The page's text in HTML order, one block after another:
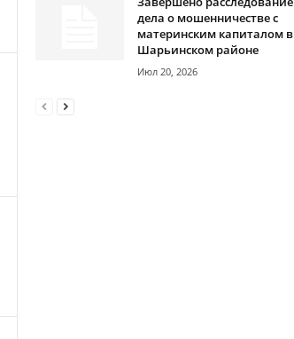
дела о мошенничестве с
материнским капиталом в
Шарьинском районе
Июл 20, 2026